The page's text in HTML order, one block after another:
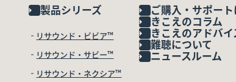
製品シリーズ
リサウンド・ビビア™
リサウンド・サビー™
リサウンド・ネクシア™
ご購入・サポー
きこえのコラム
きこえのアドバイ
難聴について
ニュースルーム